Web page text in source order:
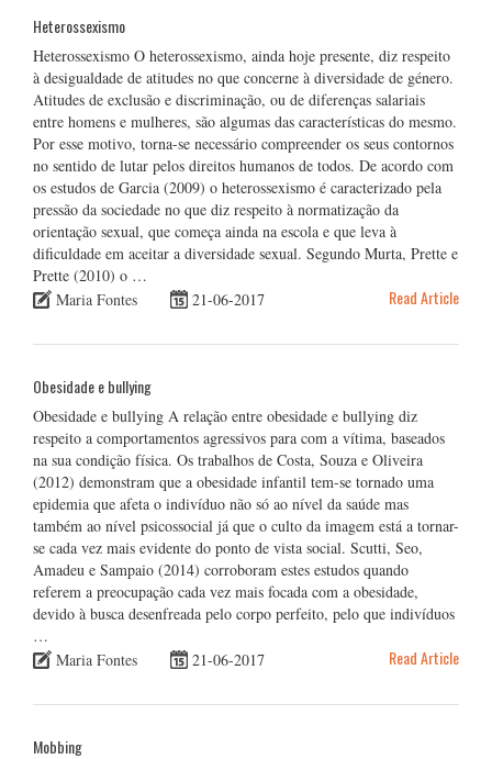
Heterossexismo
Heterossexismo O heterossexismo, ainda hoje presente, diz respeito
à desigualdade de atitudes no que concerne à diversidade de género.
Atitudes de exclusão e discriminação, ou de diferenças salariais
entre homens e mulheres, são algumas das características do mesmo.
Por esse motivo, torna-se necessário compreender os seus contornos
no sentido de lutar pelos direitos humanos de todos. De acordo com
os estudos de Garcia (2009) o heterossexismo é caracterizado pela
pressão da sociedade no que diz respeito à normatização da
orientação sexual, que começa ainda na escola e que leva à
dificuldade em aceitar a diversidade sexual. Segundo Murta, Prette e
Prette (2010) o …
Maria Fontes
21-06-2017 Read Article
Obesidade e bullying
Obesidade e bullying A relação entre obesidade e bullying diz
respeito a comportamentos agressivos para com a vítima, baseados
na sua condição física. Os trabalhos de Costa, Souza e Oliveira
(2012) demonstram que a obesidade infantil tem-se tornado uma
epidemia que afeta o indivíduo não só ao nível da saúde mas
também ao nível psicossocial já que o culto da imagem está a tornar-
se cada vez mais evidente do ponto de vista social. Scutti, Seo,
Amadeu e Sampaio (2014) corroboram estes estudos quando
referem a preocupação cada vez mais focada com a obesidade,
devido à busca desenfreada pelo corpo perfeito, pelo que indivíduos
…
Maria Fontes
21-06-2017 Read Article
Mobbing